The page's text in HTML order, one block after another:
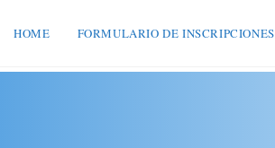
HOME FORMULARIO DE INSCRIPCIONES